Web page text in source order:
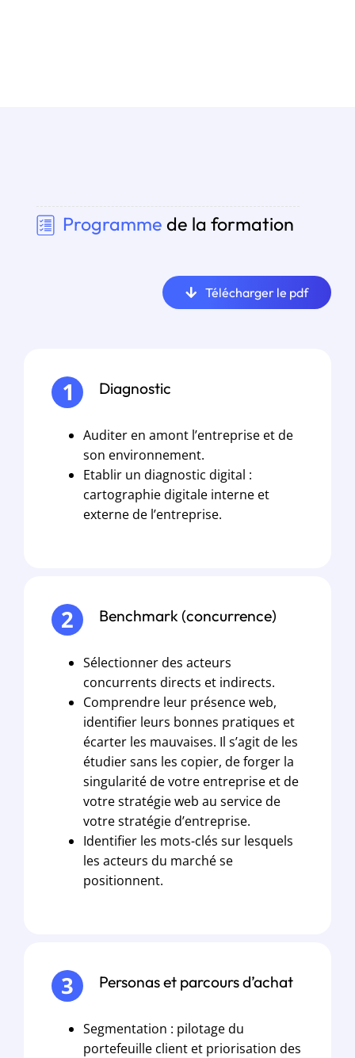
Programme de la formation
Télécharger le pdf
Diagnostic
Auditer en amont l’entreprise et de
son environnement.
Etablir un diagnostic digital :
cartographie digitale interne et
externe de l’entreprise.
Benchmark (concurrence)
Sélectionner des acteurs
concurrents directs et indirects.
Comprendre leur présence web,
identifier leurs bonnes pratiques et
écarter les mauvaises. Il s’agit de les
étudier sans les copier, de forger la
singularité de votre entreprise et de
votre stratégie web au service de
votre stratégie d’entreprise.
Identifier les mots-clés sur lesquels
les acteurs du marché se
positionnent.
Personas et parcours d’achat
Segmentation : pilotage du
portefeuille client et priorisation des